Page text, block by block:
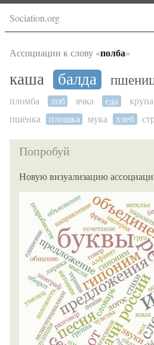
Sociation.org
Ассоциации к слову «полба»
каша балда
пломба
лоб ячка еда крупа
пшёнка
плошка мука хлеб
Попробуй
Новую визуализацию